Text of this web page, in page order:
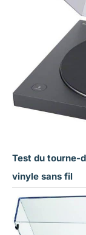
Test du tourne-
vinyle sans fil